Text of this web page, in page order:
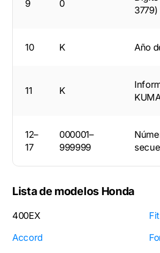
9 0
3779)
10 K Año
11 K
12–
17
000001–
999999
Lista de modelos Honda
400EX
Accord
Fit